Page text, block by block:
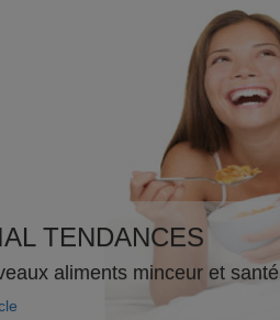
TENDANCES
aliments minceur et santé